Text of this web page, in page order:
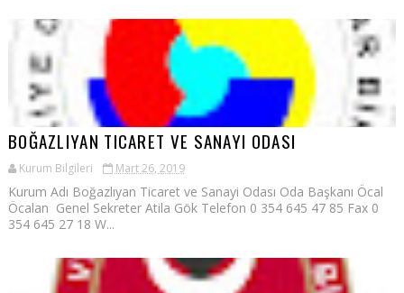
BOĞAZLIYAN TICARET VE SANAYI ODASI
Kurum Bilgileri Mart 26, 2019
Kurum Adı Boğazlıyan Ticaret ve Sanayi Odası Oda Başkanı Öcal
Öcalan Genel Sekreter Atila Gök Telefon 0 354 645 47 85 Fax 0
354 645 27 18 W...